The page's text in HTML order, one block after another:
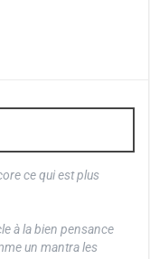
ce qui est plus
à la bien pensance
un mantra les